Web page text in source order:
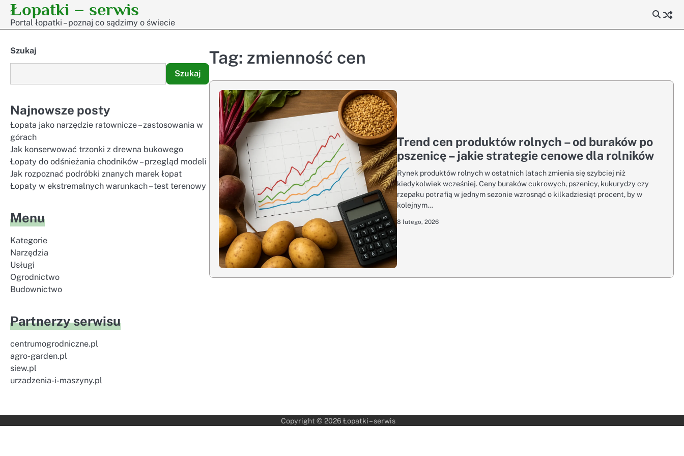
Skip
content
Łopatki – serwis
Portal łopatki – poznaj co sądzimy o świecie
Tag: zmienność cen
Trend cen produktów rolnych – od buraków po
pszenicę – jakie strategie cenowe dla rolników
Rynek produktów rolnych w ostatnich latach zmienia się szybciej niż
kiedykolwiek wcześniej. Ceny buraków cukrowych, pszenicy, kukurydzy czy
rzepaku potrafią w jednym sezonie wzrosnąć o kilkadziesiąt procent, by w
kolejnym…
8 lutego, 2026
Szukaj
Szukaj
Najnowsze posty
Łopata jako narzędzie ratownicze – zastosowania w
górach
Jak konserwować trzonki z drewna bukowego
Łopaty do odśnieżania chodników – przegląd modeli
Jak rozpoznać podróbki znanych marek łopat
Łopaty w ekstremalnych warunkach – test terenowy
Menu
Kategorie
Narzędzia
Usługi
Ogrodnictwo
Budownictwo
Partnerzy serwisu
centrumogrodniczne.pl
agro-garden.pl
siew.pl
urzadzenia-i-maszyny.pl
Copyright © 2026 Łopatki – serwis